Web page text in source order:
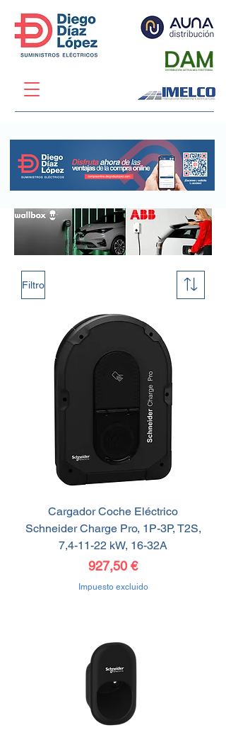
Filtro
Cargador Coche Eléctrico
Schneider Charge Pro, 1P-3P, T2S,
7,4-11-22 kW, 16-32A
Precio
927,50 €
Impuesto excluido